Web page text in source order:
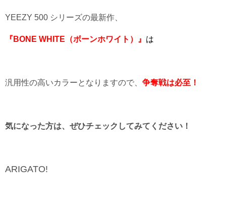
YEEZY 500 シリーズの最新作、
『BONE WHITE（ボーンホワイト）』 は
汎用性の高いカラーとなりますので、 争奪戦は必至！
気になった方は、ぜひチェックしてみてください！
ARIGATO!